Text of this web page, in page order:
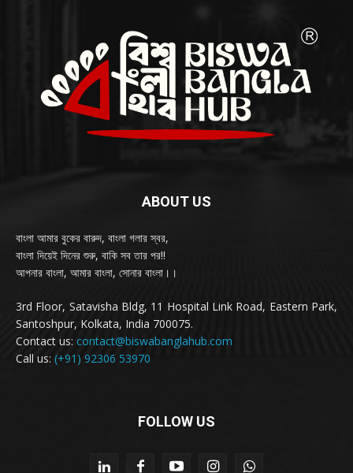
ABOUT US
বাংলা আমার বুকের বারুদ, বাংলা গলার স্বর,
বাংলা দিয়েই দিনের শুরু, বাকি সব তার পর!!
আপনার বাংলা, আমার বাংলা, সোনার বাংলা।।
3rd Floor, Satavisha Bldg, 11 Hospital Link Road, Eastern Park,
Santoshpur, Kolkata, India 700075.
Contact us: contact@biswabanglahub.com
Call us: (+91) 92306 53970
FOLLOW US